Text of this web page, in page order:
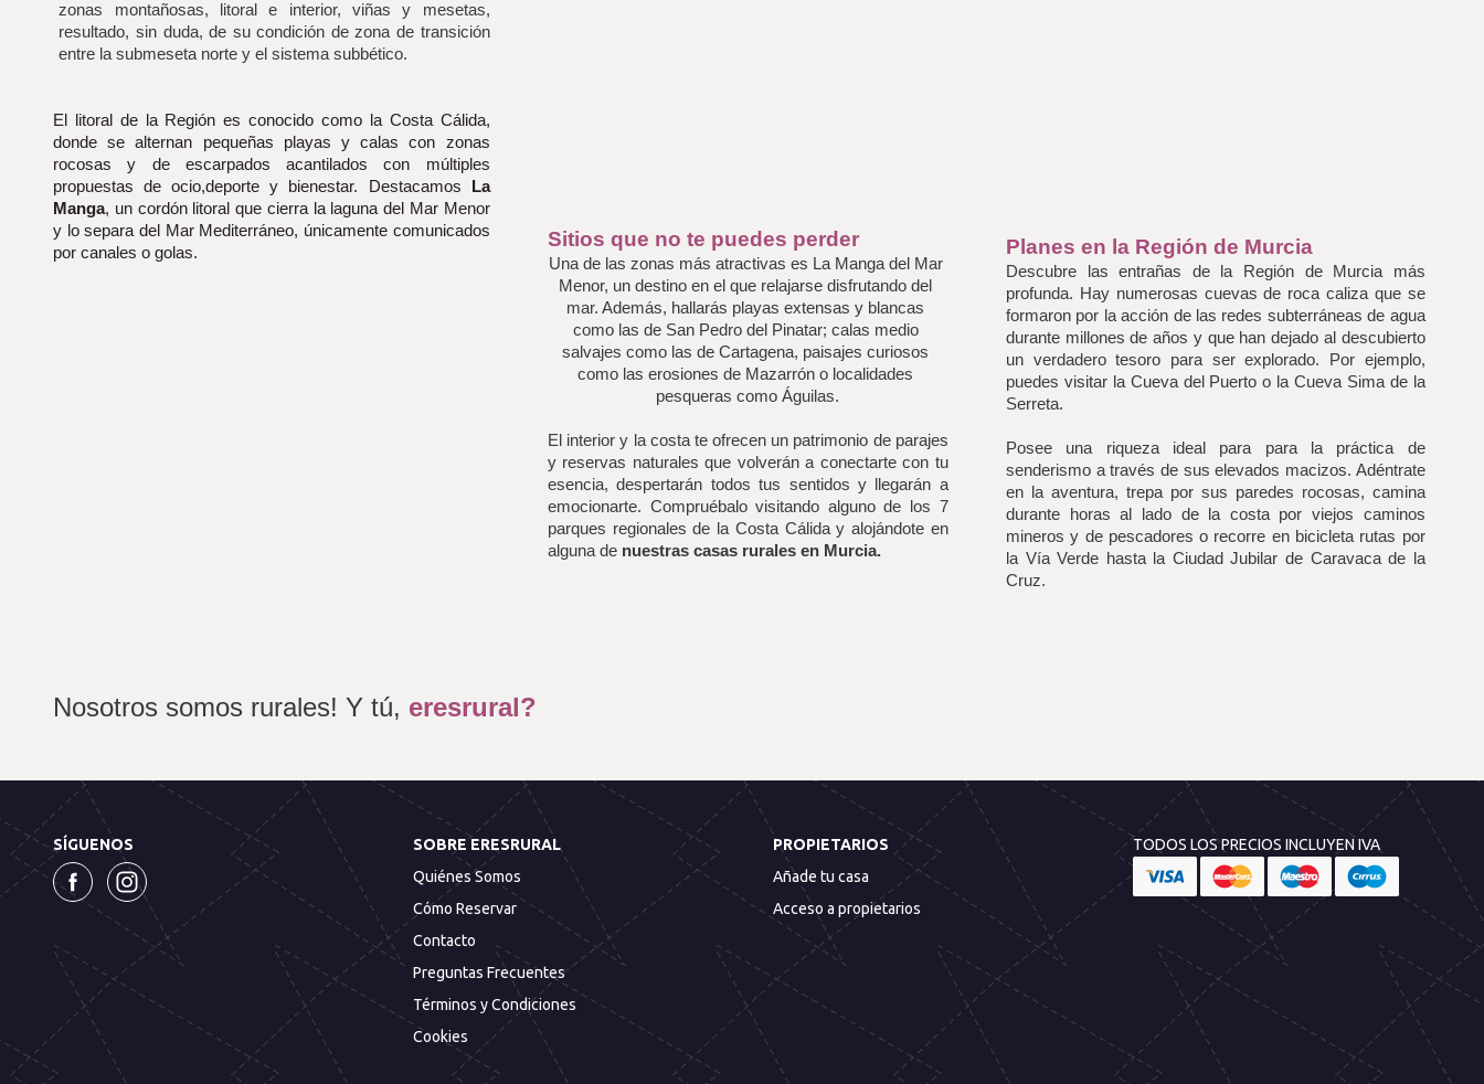
zonas montañosas, litoral e interior, viñas y mesetas,
resultado, sin duda, de su condición de zona de transición
entre la submeseta norte y el sistema subbético.
El litoral de la Región es conocido como la Costa Cálida,
donde se alternan pequeñas playas y calas con zonas
rocosas y de escarpados acantilados con múltiples
propuestas de ocio,deporte y bienestar. Destacamos
La
Manga, un cordón litoral que cierra la laguna del Mar Menor
y lo separa del Mar Mediterráneo, únicamente comunicados
por canales o golas.
Sitios que no te puedes perder
Una de las zonas más atractivas es La Manga del Mar
Menor, un destino en el que relajarse disfrutando del
mar. Además, hallarás playas extensas y blancas
como las de San Pedro del Pinatar; calas medio
salvajes como las de Cartagena, paisajes curiosos
como las erosiones de Mazarrón o localidades
pesqueras como Águilas.
El interior y la costa te ofrecen un patrimonio de parajes
y reservas naturales que volverán a conectarte con tu
esencia, despertarán todos tus sentidos y llegarán a
emocionarte. Compruébalo visitando alguno de los 7
parques regionales de la Costa Cálida y alojándote en
alguna de nuestras casas rurales en Murcia.
Planes en la Región de Murcia
Descubre las entrañas de la Región de Murcia más
profunda. Hay numerosas cuevas de roca caliza que se
formaron por la acción de las redes subterráneas de agua
durante millones de años y que han dejado al descubierto
un verdadero tesoro para ser explorado. Por ejemplo,
puedes visitar la Cueva del Puerto o la Cueva Sima de la
Serreta.
Posee una riqueza ideal para para la práctica de
senderismo a través de sus elevados macizos. Adéntrate
en la aventura, trepa por sus paredes rocosas, camina
durante horas al lado de la costa por viejos caminos
mineros y de pescadores o recorre en bicicleta rutas por
la Vía Verde hasta la Ciudad Jubilar de Caravaca de la
Cruz.
Nosotros somos rurales! Y tú, eresrural?
SÍGUENOS
SOBRE ERESRURAL
Quiénes Somos
Cómo Reservar
Contacto
Preguntas Frecuentes
Términos y Condiciones
Cookies
PROPIETARIOS
Añade tu casa
Acceso a propietarios
TODOS LOS PRECIOS INCLUYEN IVA